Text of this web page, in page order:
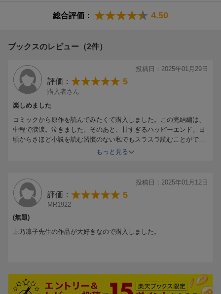
総合評価： 4.50
ブックスのレビュー（2件）
投稿日：2025年01月29日
評価： 5
購入者さん
楽しめました
コミックから原作を読んでみたくて購入しました。この完結編は、
中程で涙涙。泣きました。そのあと、甘すぎるハッピーエンド。日
頃からさほど小説を読む習慣のない私でもスラスラ読むことができ
ました。また改めて読み返したいと思います。
もっと見る
投稿日：2025年01月12日
評価： 5
MR1922
(無題)
上乃凛子先生の作品が大好きなので購入しました。